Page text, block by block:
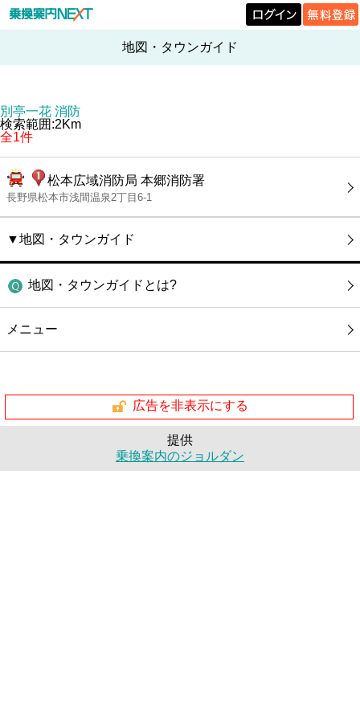
地図・タウンガイド
別亭一花 消防
検索範囲:2Km
全1件
松本広域消防局 本郷消防署
長野県松本市浅間温泉2丁目6-1
▼地図・タウンガイド
地図・タウンガイドとは?
メニュー
広告を非表示にする
提供
乗換案内のジョルダン